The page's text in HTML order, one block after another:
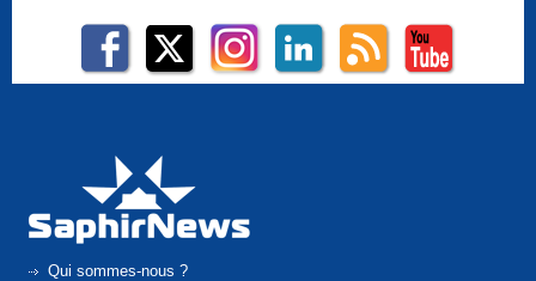
Qui sommes-nous ?